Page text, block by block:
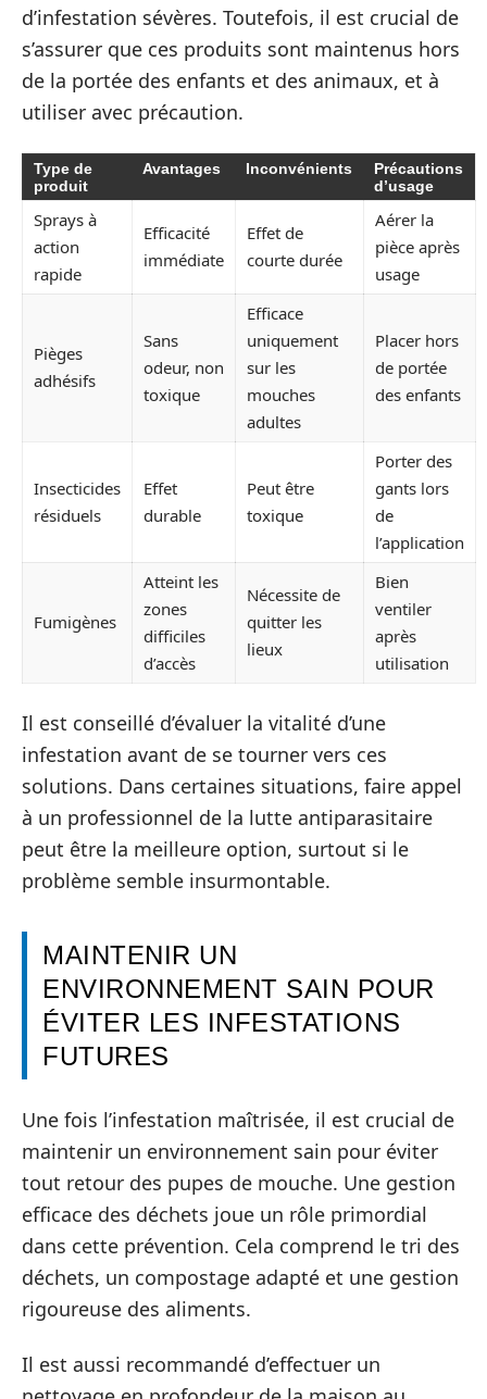
d’infestation sévères. Toutefois, il est crucial de
s’assurer que ces produits sont maintenus hors
de la portée des enfants et des animaux, et à
utiliser avec précaution.
Type de
produit
Avantages Inconvénients
Précautions
d’usage
Sprays à
action
rapide
Efficacité
immédiate
Effet de
courte durée
Aérer la
pièce après
usage
Pièges
adhésifs
Sans
odeur, non
toxique
Efficace
uniquement
sur les
mouches
adultes
Placer hors
de portée
des enfants
Insecticides
résiduels
Effet
durable
Peut être
toxique
Porter des
gants lors
de
l’application
Fumigènes
Atteint les
zones
difficiles
d’accès
Nécessite de
quitter les
lieux
Bien
ventiler
après
utilisation
Il est conseillé d’évaluer la vitalité d’une
infestation avant de se tourner vers ces
solutions. Dans certaines situations, faire appel
à un professionnel de la lutte antiparasitaire
peut être la meilleure option, surtout si le
problème semble insurmontable.
MAINTENIR UN
ENVIRONNEMENT SAIN POUR
ÉVITER LES INFESTATIONS
FUTURES
Une fois l’infestation maîtrisée, il est crucial de
maintenir un environnement sain pour éviter
tout retour des pupes de mouche. Une gestion
efficace des déchets joue un rôle primordial
dans cette prévention. Cela comprend le tri des
déchets, un compostage adapté et une gestion
rigoureuse des aliments.
Il est aussi recommandé d’effectuer un